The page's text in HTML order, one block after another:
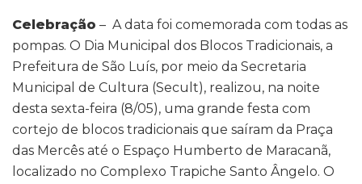
Celebração – A data foi comemorada com todas as
pompas. O Dia Municipal dos Blocos Tradicionais, a
Prefeitura de São Luís, por meio da Secretaria
Municipal de Cultura (Secult), realizou, na noite
desta sexta-feira (8/05), uma grande festa com
cortejo de blocos tradicionais que saíram da Praça
das Mercês até o Espaço Humberto de Maracanã,
localizado no Complexo Trapiche Santo Ângelo. O